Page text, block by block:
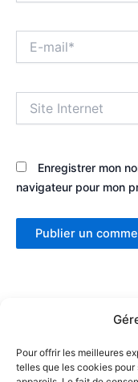
Pour offrir les meilleures
telles que les cookies
mail*
Internet
Enregistrer mon
navigateur pour mon